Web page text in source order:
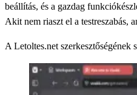
beállítás, és a gazdag
Akit nem riaszt el a testreszabás,
A Letoltes.net szerkesztőségének